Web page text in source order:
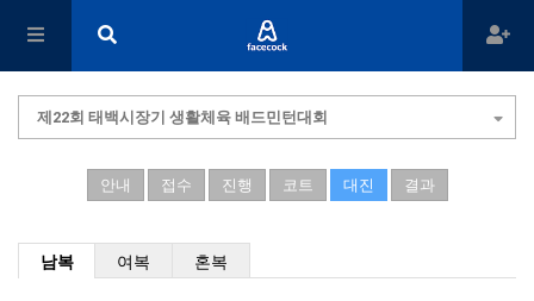
제22회 태백시장기 생활체육 배드민턴대회
안내 접수 진행 코트 대진 결과
남복 여복 혼복